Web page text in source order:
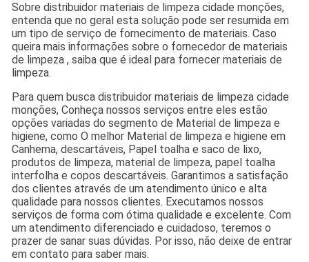
Sobre distribuidor materiais de limpeza cidade monções,
entenda que no geral esta solução pode ser resumida em
um tipo de serviço de fornecimento de materiais. Caso
queira mais informações sobre o fornecedor de materiais
de limpeza , saiba que é ideal para fornecer materiais de
limpeza.
Para quem busca distribuidor materiais de limpeza cidade
monções, Conheça nossos serviços entre eles estão
opções variadas do segmento de Material de limpeza e
higiene, como O melhor Material de limpeza e higiene em
Canhema, descartáveis, Papel toalha e saco de lixo,
produtos de limpeza, material de limpeza, papel toalha
interfolha e copos descartáveis. Garantimos a satisfação
dos clientes através de um atendimento único e alta
qualidade para nossos clientes. Executamos nossos
serviços de forma com ótima qualidade e excelente. Com
um atendimento diferenciado e cuidadoso, teremos o
prazer de sanar suas dúvidas. Por isso, não deixe de entrar
em contato para saber mais.